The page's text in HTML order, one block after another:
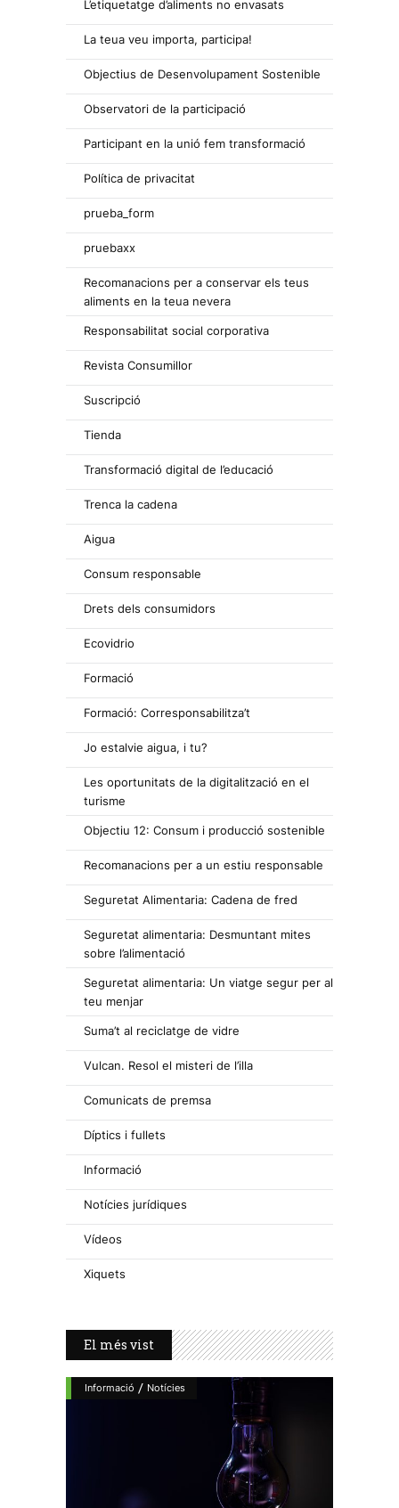
L’etiquetatge d’aliments no envasats
La teua veu importa, participa!
Objectius de Desenvolupament Sostenible
Observatori de la participació
Participant en la unió fem transformació
Política de privacitat
prueba_form
pruebaxx
Recomanacions per a conservar els teus
aliments en la teua nevera
Responsabilitat social corporativa
Revista Consumillor
Suscripció
Tienda
Transformació digital de l’educació
Trenca la cadena
Aigua
Consum responsable
Drets dels consumidors
Ecovidrio
Formació
Formació: Corresponsabilitza’t
Jo estalvie aigua, i tu?
Les oportunitats de la digitalització en el
turisme
Objectiu 12: Consum i producció sostenible
Recomanacions per a un estiu responsable
Seguretat Alimentaria: Cadena de fred
Seguretat alimentaria: Desmuntant mites
sobre l’alimentació
Seguretat alimentaria: Un viatge segur per al
teu menjar
Suma’t al reciclatge de vidre
Vulcan. Resol el misteri de l’illa
Comunicats de premsa
Díptics i fullets
Informació
Notícies jurídiques
Vídeos
Xiquets
El més vist
Informació / Notícies